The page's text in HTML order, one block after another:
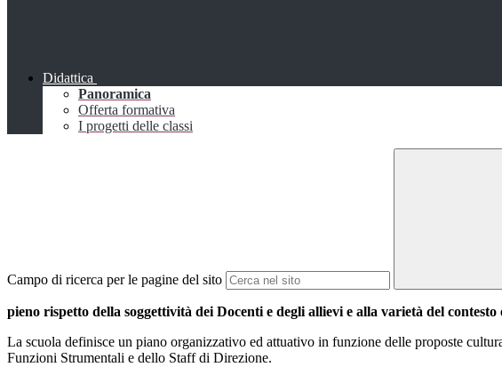
Didattica
Panoramica
Offerta formativa
I progetti delle classi
Campo di ricerca per le pagine del sito
pieno rispetto della soggettività dei Docenti e degli allievi e alla varietà del contesto
La scuola definisce un piano organizzativo ed attuativo in funzione delle proposte
Funzioni Strumentali e dello Staff di Direzione.